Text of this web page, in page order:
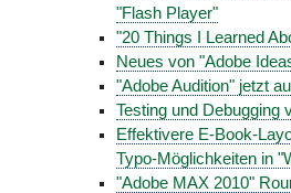
"Flash Player"
"20 Things I Learned
Neues von "Adobe
"Adobe Audition" jetzt
Testing und Debugging
Effektivere E-Book-
Typo-Möglichkeiten in
"Adobe MAX 2010"